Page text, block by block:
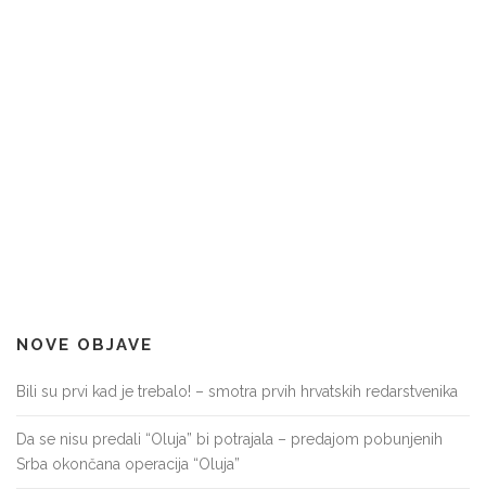
NOVE OBJAVE
Bili su prvi kad je trebalo! – smotra prvih hrvatskih redarstvenika
Da se nisu predali “Oluja” bi potrajala – predajom pobunjenih
Srba okončana operacija “Oluja”